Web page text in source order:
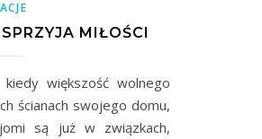
MIŁOŚCI
większość wolnego
ścianach swojego domu,
są już w związkach,